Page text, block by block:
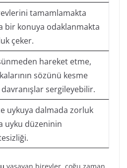
tamamlamakta
bir konuya odaklanmakta
çeker.
hareket etme,
sözünü kesme
sergileyebilir.
uykuya dalmada zorluk
uyku düzeninin